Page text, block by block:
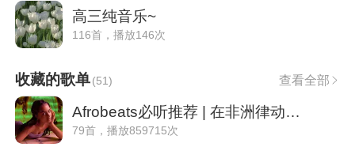
高三纯音乐~
116首，播放146次
收藏的歌单(51) 查看全部
Afrobeats必听推荐 | 在非洲律动中摇曳灵魂
79首，播放859715次